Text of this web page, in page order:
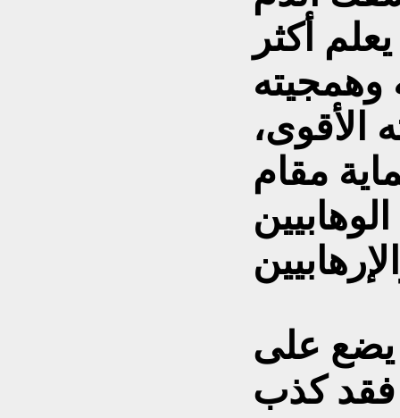
أكثر
وهمجيته
الأقوى،
مقام
يضع على
فقد كذب